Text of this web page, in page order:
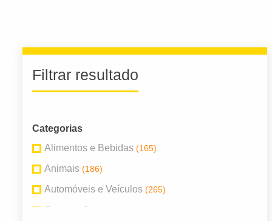
Filtrar resultado
Categorias
Alimentos e Bebidas (165)
Animais (186)
Automóveis e Veículos (265)
Construção